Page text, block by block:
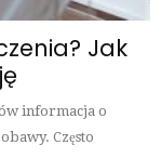
Jak
informacja o
Często